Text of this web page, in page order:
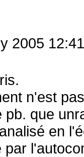
2005
n'est
pb. que
en